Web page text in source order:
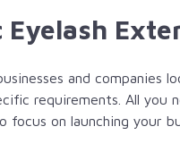
and companies
requirements. All
on launching your